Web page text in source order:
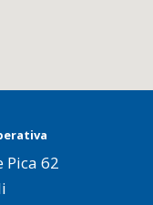
Pica 62